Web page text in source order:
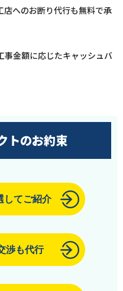
へのお断り代行も無料で承
事金額に応じたキャッシュバ
トのお約束
してご紹介
渉も代行